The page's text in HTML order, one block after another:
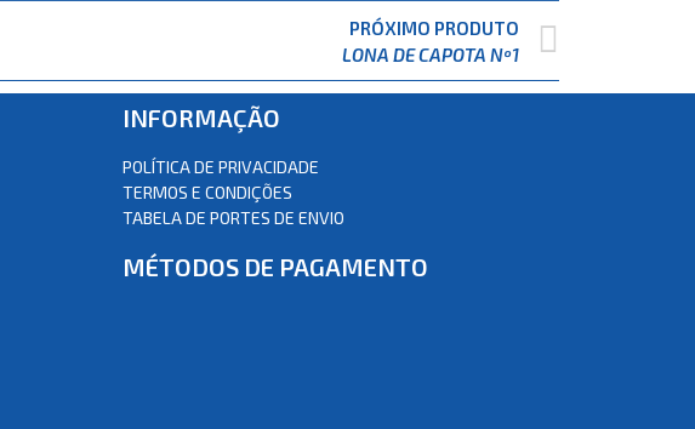
PRÓXIMO PRODUTO
LONA DE CAPOTA Nº1
INFORMAÇÃO
POLÍTICA DE PRIVACIDADE
TERMOS E CONDIÇÕES
TABELA DE PORTES DE ENVIO
MÉTODOS DE PAGAMENTO